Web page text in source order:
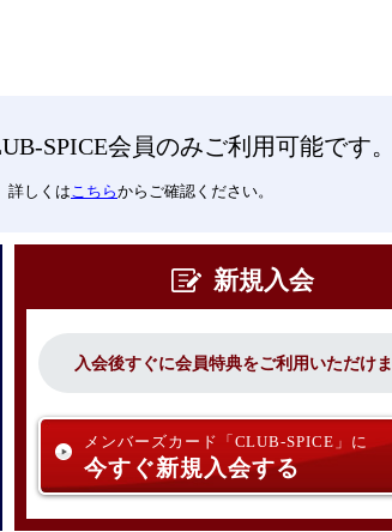
SPICE会員のみご利用可能です。
詳しくはこちらからご確認ください。
新規入会
入会後すぐに会員特典をご利用いただけ
メンバーズカード「CLUB-SPICE」に
今すぐ新規入会する